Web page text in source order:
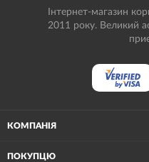
Інтернет-магазин
2011 року. Великий
КОМПАНІЯ
ПОКУПЦЮ